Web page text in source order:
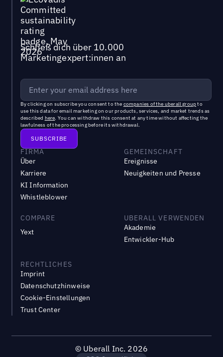
Schließ dich über 10.000
Marketingexpert:innen an
By clicking on subscribe you consent to the companies of the uberall groupto
use this data for email marketing on our products, services, and market trends as
described here. You can withdraw this consent at any time without affecting the
lawfulness of the processing before its withdrawal.
FIRMA
Über
Karriere
KI Information
Whistleblower
GEMEINSCHAFT
Ereignisse
Neuigkeiten und Presse
COMPARE
Yext
UBERALL VERWENDEN
Akademie
Entwickler-Hub
RECHTLICHES
Imprint
Datenschutzhinweise
Cookie-Einstellungen
Trust Center
© Uberall Inc. 2026